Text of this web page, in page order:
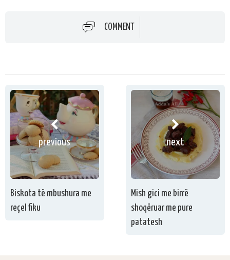
COMMENT
previous
Biskota të mbushura me
reçel fiku
next
Mish gici me birrë
shoqëruar me pure
patatesh